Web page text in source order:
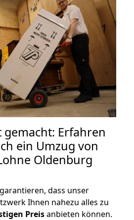
gemacht: Erfahren
ein Umzug von
Oldenburg
dass unser
Ihnen nahezu alles zu
Preisanbieten können.